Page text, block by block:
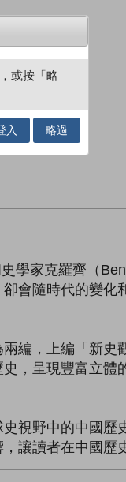
學家克羅齊（
會隨時代的變化
編，上編「新
，呈現豐富立體
視野中的中國歷
讓讀者在中國歷
或按「略
入 略過